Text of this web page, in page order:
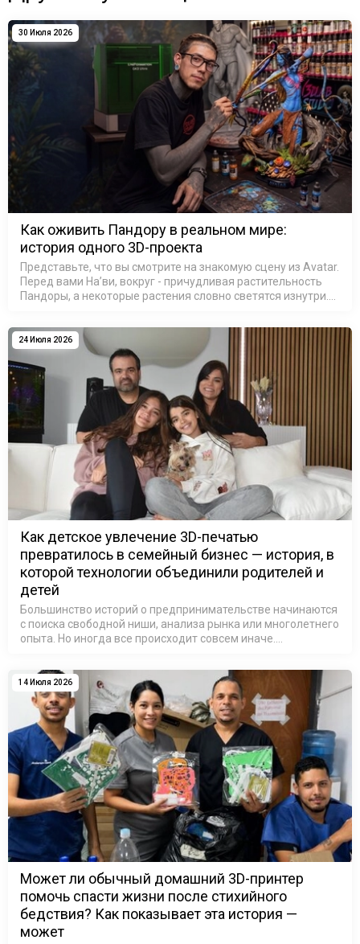
30 Июля 2026
Как оживить Пандору в реальном мире:
история одного 3D-проекта
Представьте, что вы смотрите на знакомую сцену из Avatar.
Перед вами На’ви, вокруг - причудливая растительность
Пандоры, а некоторые растения словно светятся изнутри.
резул…
24 Июля 2026
Как детское увлечение 3D-печатью
превратилось в семейный бизнес — история, в
которой технологии объединили родителей и
детей
Большинство историй о предпринимательстве начинаются
с поиска свободной ниши, анализа рынка или многолетнего
опыта. Но иногда все происходит совсем иначе.
домой после школы, чтобы …
14 Июля 2026
Может ли обычный домашний 3D-принтер
помочь спасти жизни после стихийного
бедствия? Как показывает эта история —
может